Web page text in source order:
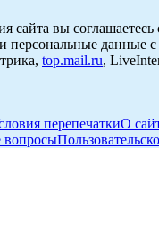
сайта вы
персональные данные
top.mail.ru,
перепечаткиО
вопросы